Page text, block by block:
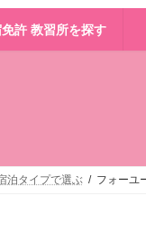
許 教習所を探す
泊タイプで選ぶ フォーユ